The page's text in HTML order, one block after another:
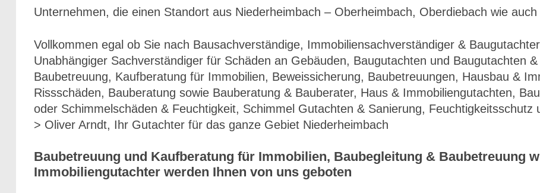
Unternehmen, die einen Standort aus Niederheimbach – Oberheimbach, Oberdiebach wie
Vollkommen egal ob Sie nach Bausachverständige, Immobiliensachverständiger &
Unabhängiger Sachverständiger für Schäden an Gebäuden, Baugutachten und Baugutachten
Baubetreuung, Kaufberatung für Immobilien, Beweissicherung, Baubetreuungen, Hausbau &
Rissschäden, Bauberatung sowie Bauberatung & Bauberater, Haus & Immobiliengutachten,
oder Schimmelschäden & Feuchtigkeit, Schimmel Gutachten & Sanierung, Feuchtigkeitsschutz
> Oliver Arndt, Ihr Gutachter für das ganze Gebiet Niederheimbach
Baubetreuung und Kaufberatung für Immobilien, Baubegleitung & Baubetreuung
Immobiliengutachter werden Ihnen von uns geboten